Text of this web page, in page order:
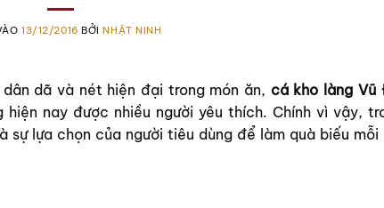
13/12/2016 BỞINHẬT NINH
dã và nét hiện đại trong món ăn, cá kho làng Vũ
nay được nhiều người yêu thích. Chính vì vậy,
sự lựa chọn của người tiêu dùng để làm quà biếu mỗi